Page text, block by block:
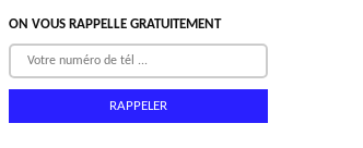
ON VOUS RAPPELLE GRATUITEMENT